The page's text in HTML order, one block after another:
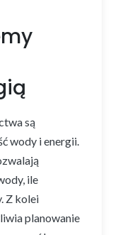
są
wody i energii.
ile
Z kolei
planowanie